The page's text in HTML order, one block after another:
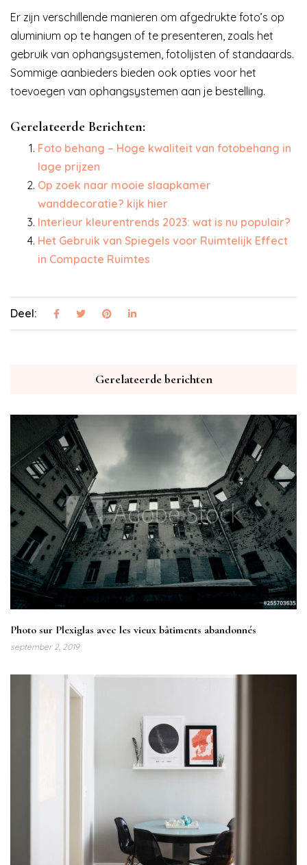
Er zijn verschillende manieren om afgedrukte foto’s op
aluminium op te hangen of te presenteren, zoals het
gebruik van ophangsystemen, fotolijsten of standaards.
Sommige aanbieders bieden ook opties voor het
toevoegen van ophangsystemen aan je bestelling.
Gerelateerde Berichten:
Foto behang – Hoge kwaliteit van fotobehang in
lage prijzen
Op zoek naar mooie slaapkamer
wanddecoratie? kijk hier
Interieur kleurentrends 2023: wat is nu populair?
Het Gebruik van Spiegels voor Ruimtelijk Effect
in Compacte Ruimtes
Deel:
Gerelateerde berichten
Photo sur Plexiglas avec les vieux bâtiments abandonnés
september 2, 2019